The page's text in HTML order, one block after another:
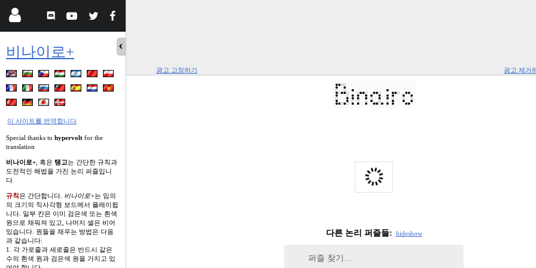
비나이로+
이 사이트를 번역합니다
Special thanks to hypervolt for the
translation
비나이로+ , 혹은 탱고는 간단한 규칙과
도전적인 해법을 가진 논리 퍼즐입니
다.
규칙은 간단합니다. 비나이로+는 임의
의 크기의 직사각형 보드에서 플레이됩
니다. 일부 칸은 이미 검은색 또는 흰색
원으로 채워져 있고, 나머지 셀은 비어
있습니다. 원들을 채우는 방법은 다음
과 같습니다:
1. 각 가로줄과 세로줄은 반드시 같은
수의 흰색 원과 검은색 원을 가지고 있
광고 고정하기 광고 제거
다른 논리 퍼즐들: hideshow